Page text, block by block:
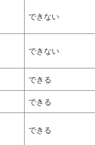
できない
できない
できる
できる
できる